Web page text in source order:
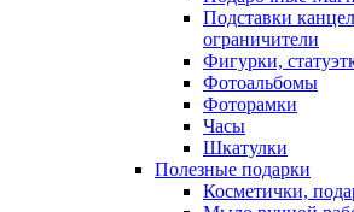
Подставки
ограничители
Фигурки,
Фотоальбомы
Фоторамки
Часы
Шкатулки
Полезные подарки
Косметички,